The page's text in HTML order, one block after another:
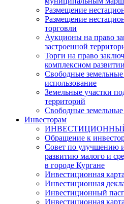
Размещение
Размещение
торговли
Аукционы на право
застроенной
Торги на право
комплексном
Свободные земельные
использование
Земельные участки
территорий
Свободные земельные
Инвесторам
Обращение к
Совет по улучшению
развитию малого и
в городе Кургане
Инвестиционная
Инвестиционная
Инвестиционный
Инвестиционная